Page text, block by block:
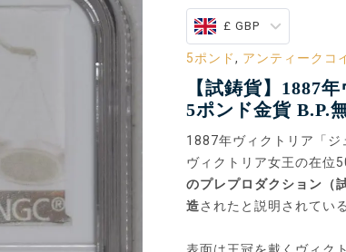
£ GBP
5ポンド, アンティークコ
【試鋳貨】1887
5ポンド金貨 B.P.
1887年ヴィクトリア「
ヴィクトリア女王の在位
のプレプロダクション（
造されたと説明されてい
年
ヴ
ィ
ク
ト
リ
ア
ジ
ビ
リ
ー
ッ